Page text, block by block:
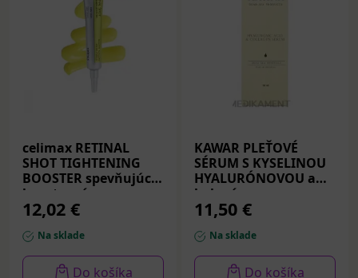
celimax RETINAL
SHOT TIGHTENING
BOOSTER spevňujúce
booster sérum s
retinalom 15 ml
12,02 €
Na sklade
Do košíka
KAWAR PLEŤOVÉ
SÉRUM S KYSELINOU
HYALURÓNOVOU a
kolagénom s
minerálmi z Mŕtveho
mora 50 ml
11,50 €
Na sklade
Do košíka